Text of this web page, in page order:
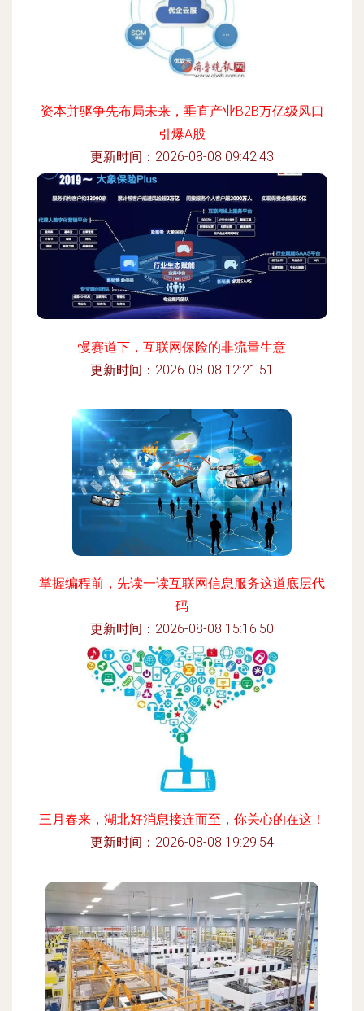
资本并驱争先布局未来，垂直产业B2B万亿级风口
引爆A股
更新时间：2026-08-08 09:42:43
慢赛道下，互联网保险的非流量生意
更新时间：2026-08-08 12:21:51
掌握编程前，先读一读互联网信息服务这道底层代
码
更新时间：2026-08-08 15:16:50
三月春来，湖北好消息接连而至，你关心的在这！
更新时间：2026-08-08 19:29:54